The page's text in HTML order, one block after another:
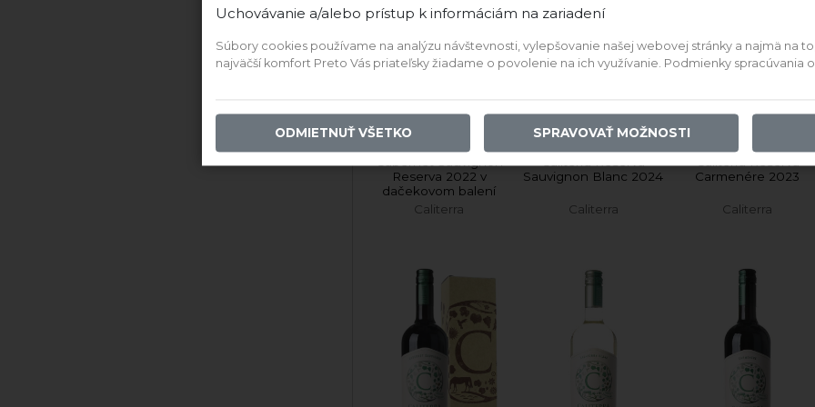
15,20 €
PRIDAŤ DO KOŠÍKA
14,50 €
PRIDAŤ DO KOŠÍKA
12,18 €
PRIDAŤ DO KOŠÍKA
Ďalšie vína z tohto vinárstva
Reserva 2022 v
dačekovom balení
Caliterra
Sauvignon Blanc 2024
Caliterra
Carmenére 2023
Caliterra
Uchovávanie a/alebo prístup k informáciám na zariadení
Súbory cookies používame na analýzu návštevnosti, vylepšovanie našej webovej stránky a najmä na
najväčší komfort Preto Vás priateľsky žiadame o povolenie na ich využívanie. Podmienky spracúvania
ODMIETNUŤ VŠETKO SPRAVOVAŤ MOŽNOSTI